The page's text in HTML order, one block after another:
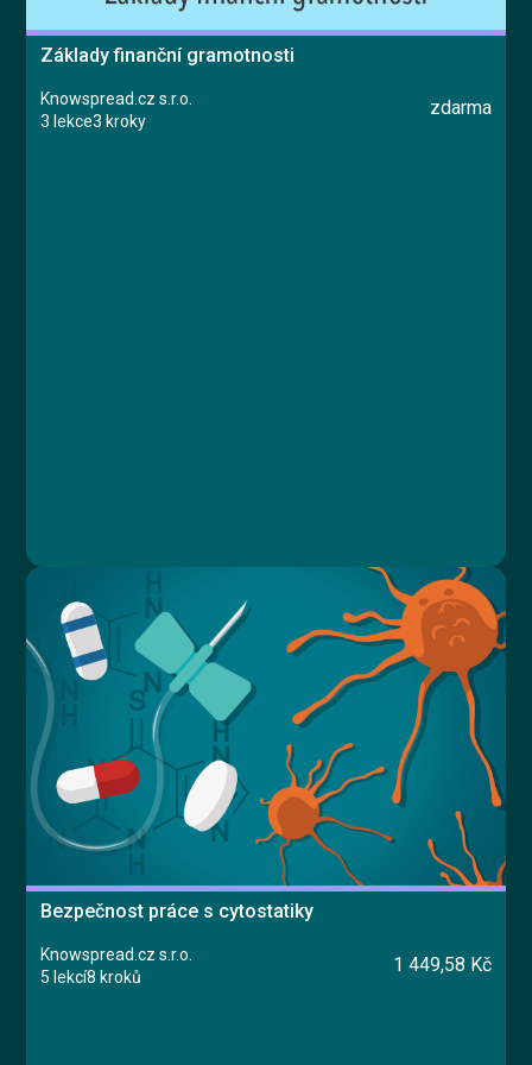
Základy finanční gramotnosti
Knowspread.cz s.r.o.
3 lekce3 kroky
zdarma
Bezpečnost práce s cytostatiky
Knowspread.cz s.r.o.
5 lekcí8 kroků
1 449,58 Kč